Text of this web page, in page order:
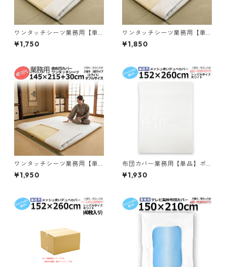
ワンタッチシーツ業務用【単
品】綿100% 敷布団カバー ゴ
ム無しフィットタイプ シング
民泊 病院 老人ホーム 宿泊施設
／361052150
¥1,750
ワンタッチシーツ業務用【単
品】綿100% 敷布団カバー ゴ
ム無しフィットタイプ セミダ
宿 民泊 病院 老人ホーム 宿泊
施設／361252150
¥1,850
ワンタッチシーツ業務用【単
品】綿100% 敷布団カバー ゴ
ム無しフィットタイプ ダブル
泊 病院 老人ホーム 宿泊施設／
361452150
¥1,950
布団カバー業務用【単品】ポ
リ65% 綿35% 152x260cm シ
ングル メッシュ使いデュベカ
泊／361522600
¥1,930